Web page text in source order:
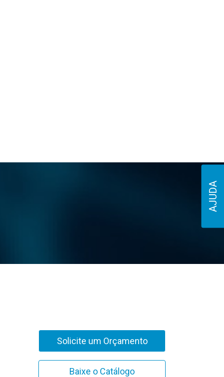
AJUDA
Solicite um Orçamento
Baixe o Catálogo